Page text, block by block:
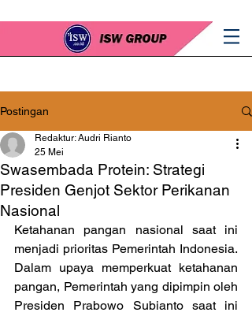
Postingan
Swasembada Protein: Strategi
Presiden Genjot Sektor Perikanan
Nasional
Redaktur: Audri Rianto
25 Mei
Ketahanan pangan nasional saat ini
menjadi prioritas Pemerintah Indonesia.
Dalam upaya memperkuat ketahanan
pangan, Pemerintah yang dipimpin oleh
Presiden Prabowo Subianto saat ini